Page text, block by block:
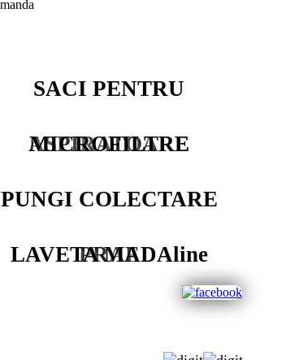
SACI PENTRU
ASPIRATOARE
MICROFILTRE
PUNGI COLECTARE
PRAF
LAVETA MADAline